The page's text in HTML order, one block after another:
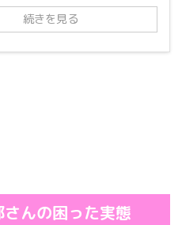
続きを見る
んの困った実態